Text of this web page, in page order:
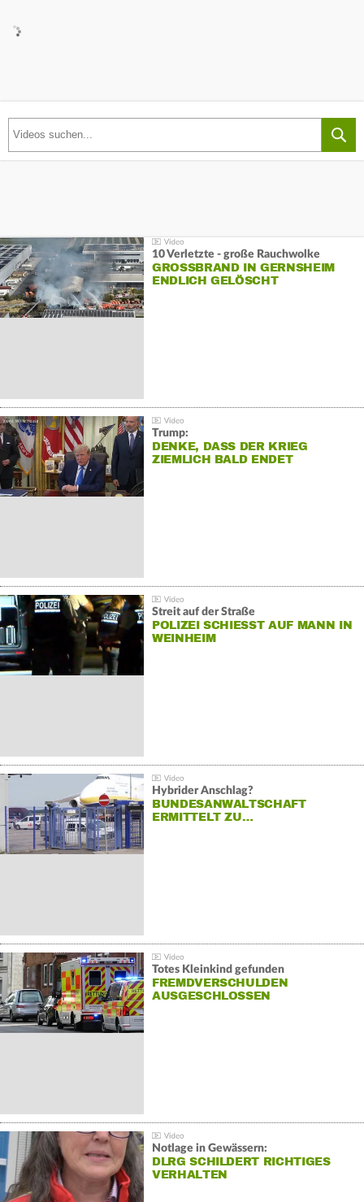
10 Verletzte - große Rauchwolke
GROSSBRAND IN GERNSHEIM E
NDLICH GELÖSCHT
Trump:
DENKE, DASS DER KRIEG
ZIEMLICH BALD ENDET
Streit auf der Straße
POLIZEI SCHIESST AUF MANN IN W
EINHEIM
Hybrider Anschlag?
BUNDESANWALTSCHAFT
ERMITTELT ZU…
Totes Kleinkind gefunden
FREMDVERSCHULDEN
AUSGESCHLOSSEN
Notlage in Gewässern:
DLRG SCHILDERT RICHTIGES
VERHALTEN